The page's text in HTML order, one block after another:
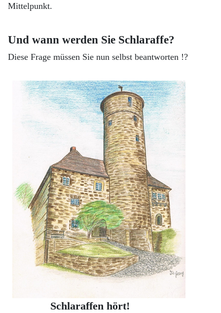
Mittelpunkt.
Und wann werden Sie Schlaraffe?
Diese Frage müssen Sie nun selbst beantworten !?
Schlaraffen hört!